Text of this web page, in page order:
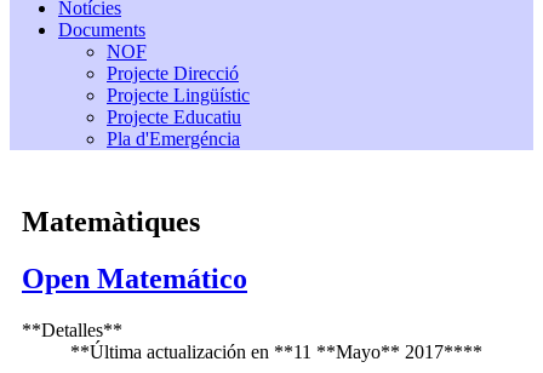
Notícies
Documents
NOF
Projecte Direcció
Projecte Lingüístic
Projecte Educatiu
Pla d'Emergéncia
Matemàtiques
Open Matemático
**Detalles**
**Última actualización en **11 **Mayo** 2017****